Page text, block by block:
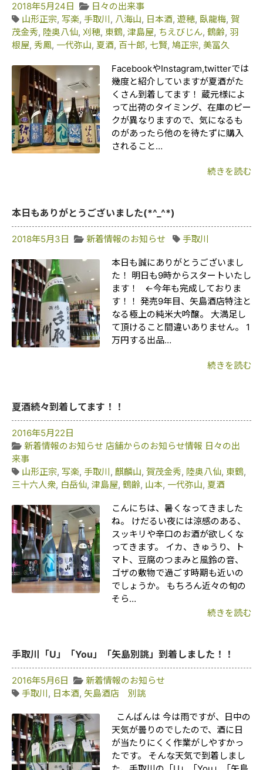
2018年5月24日
日々の出来事
山形正宗, 写楽, 手取川, 八海山, 日本酒, 遊穂, 臥龍梅, 賀
茂金秀, 陸奥八仙, 刈穂, 東鶴, 津島屋, ちえびじん, 鶴齢, 羽
根屋, 秀鳳, 一代弥山, 夏酒, 百十郎, 七賢, 鳩正宗, 美冨久
FacebookやInstagram,twitterでは
幾度と紹介していますが夏酒がた
くさん到着してます！ 蔵元様によ
って出荷のタイミング、在庫のピー
クが異なりますので、気になるも
のがあったら他のを待たずに購入
されること…
続きを読む
本日もありがとうございました(*^_^*)
2018年5月3日 新着情報のお知らせ 手取川
本日も誠にありがとうございまし
た！ 明日も9時からスタートいたし
ます！ ←今年も完成しておりま
す！！ 発売9年目、矢島酒店特注と
なる極上の純米大吟醸。 大満足し
て頂けること間違いありません。 1
万円する出品…
続きを読む
夏酒続々到着してます！！
2016年5月22日
新着情報のお知らせ 店舗からのお知らせ情報 日々の出
来事
山形正宗, 写楽, 手取川, 麒麟山, 賀茂金秀, 陸奥八仙, 東鶴,
三十六人衆, 白岳仙, 津島屋, 鶴齢, 山本, 一代弥山, 夏酒
こんにちは、暑くなってきました
ね。 けだるい夜には涼感のある、
スッキリや辛口のお酒が欲しくな
ってきます。 イカ、きゅうり、ト
マト、豆腐のつまみと風鈴の音、
ゴザの敷物で過ごす時期も近いの
でしょうか。 もちろん近々の旬の
そら…
続きを読む
手取川「U」「You」「矢島別誂」到着しました！！
2016年5月6日
新着情報のお知らせ
手取川, 日本酒, 矢島酒店 別誂
こんばんは 今は雨ですが、日中の
天気が曇りのでしたので、酒に日
が当たりにくく作業がしやすかっ
たです。 そんな天気で到着しまし